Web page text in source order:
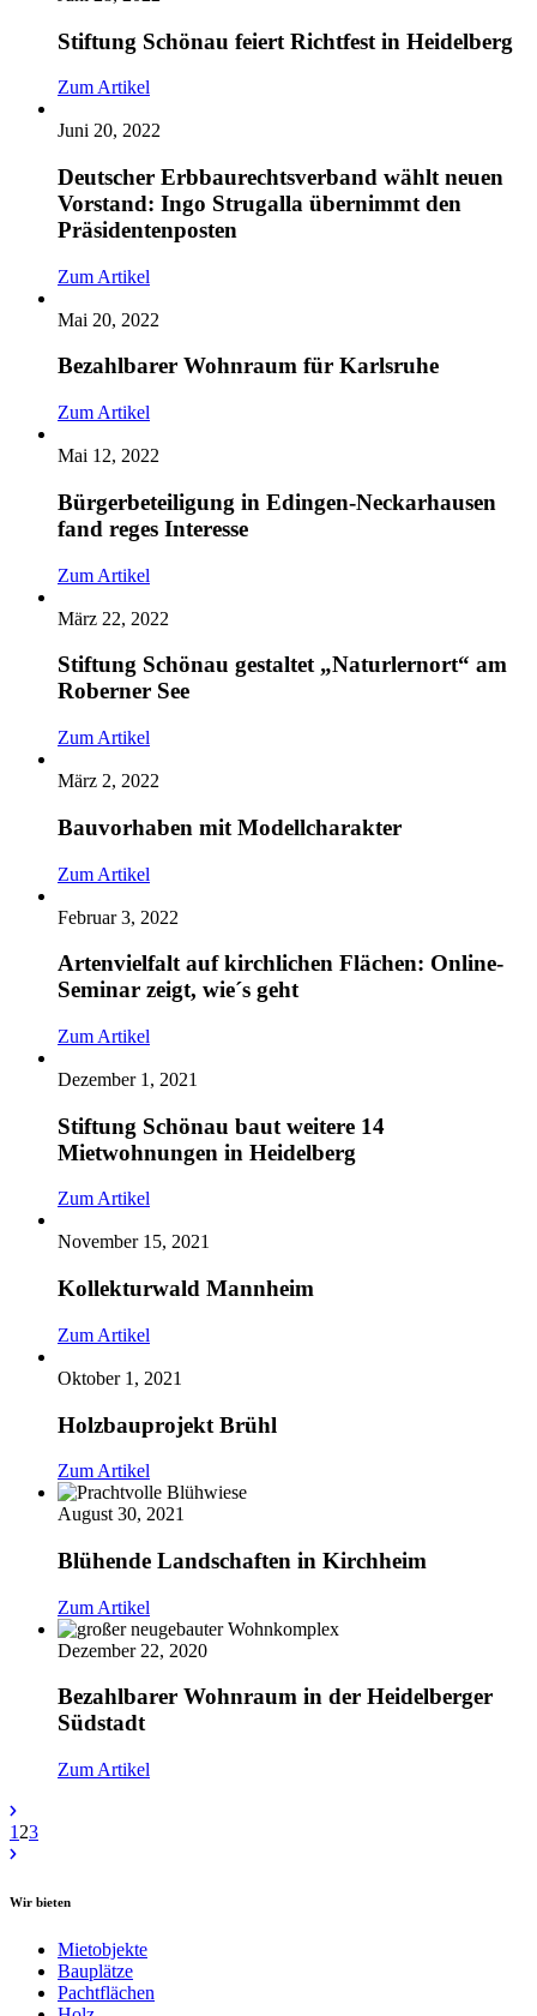
Stiftung Schönau feiert Richtfest in Heidelberg
Zum Artikel
Juni 20, 2022
Deutscher Erbbaurechtsverband wählt neuen
Vorstand: Ingo Strugalla übernimmt den
Präsidentenposten
Zum Artikel
Mai 20, 2022
Bezahlbarer Wohnraum für Karlsruhe
Zum Artikel
Mai 12, 2022
Bürgerbeteiligung in Edingen-Neckarhausen
fand reges Interesse
Zum Artikel
März 22, 2022
Stiftung Schönau gestaltet „Naturlernort“ am
Roberner See
Zum Artikel
März 2, 2022
Bauvorhaben mit Modellcharakter
Zum Artikel
Februar 3, 2022
Artenvielfalt auf kirchlichen Flächen: Online-
Seminar zeigt, wie´s geht
Zum Artikel
Dezember 1, 2021
Stiftung Schönau baut weitere 14
Mietwohnungen in Heidelberg
Zum Artikel
November 15, 2021
Kollekturwald Mannheim
Zum Artikel
Oktober 1, 2021
Holzbauprojekt Brühl
Zum Artikel
August 30, 2021
Blühende Landschaften in Kirchheim
Zum Artikel
Dezember 22, 2020
Bezahlbarer Wohnraum in der Heidelberger
Südstadt
Zum Artikel
1 23
Wir bieten
Mietobjekte
Bauplätze
Pachtflächen